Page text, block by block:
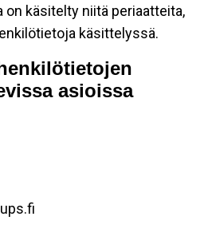
käsitelty niitä periaatteita,
käsittelyssä.
asioissa